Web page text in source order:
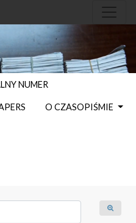
NUMER
O CZASOPIŚMIE